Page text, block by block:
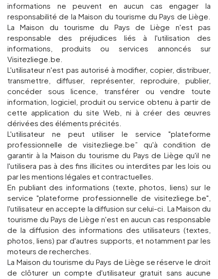
informations ne peuvent en aucun cas engager la
responsabilité de la Maison du tourisme du Pays de Liège.
La Maison du tourisme du Pays de Liège n'est pas
responsable des préjudices liés à l'utilisation des
informations, produits ou services annoncés sur
Visitezliege.be.
L'utilisateur n'est pas autorisé à modifier, copier, distribuer,
transmettre, diffuser, représenter, reproduire, publier,
concéder sous licence, transférer ou vendre toute
information, logiciel, produit ou service obtenu à partir de
cette application du site Web, ni à créer des œuvres
dérivées des éléments précités.
L'utilisateur ne peut utiliser le service "plateforme
professionnelle de visitezliege.be” qu'à condition de
garantir à la Maison du tourisme du Pays de Liège qu'il ne
l'utilisera pas à des fins illicites ou interdites par les lois ou
par les mentions légales et contractuelles.
En publiant des informations (texte, photos, liens) sur le
service "plateforme professionnelle de visitezliege.be",
l'utilisateur en accepte la diffusion sur celui-ci. La Maison du
tourisme du Pays de Liège n'est en aucun cas responsable
de la diffusion des informations des utilisateurs (textes,
photos, liens) par d'autres supports, et notamment par les
moteurs de recherches.
La Maison du tourisme du Pays de Liège se réserve le droit
de clôturer un compte d'utilisateur gratuit sans aucune